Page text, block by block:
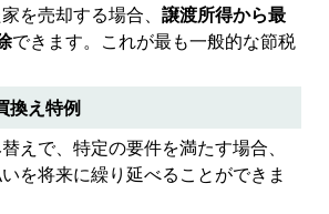
を売却する場合、 譲渡所得から最
できます。これが最も一般的な節税
換え特例
えで、特定の要件を満たす場合、
を将来に繰り延べることができま